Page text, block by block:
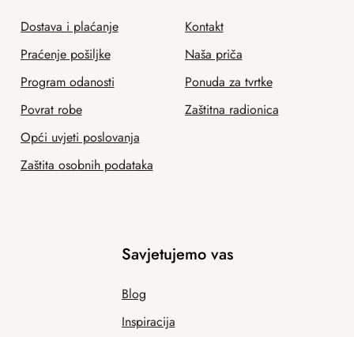
Dostava i plaćanje
Praćenje pošiljke
Program odanosti
Povrat robe
Opći uvjeti poslovanja
Zaštita osobnih podataka
Kontakt
Naša priča
Ponuda za tvrtke
Zaštitna radionica
Savjetujemo vas
Blog
Inspiracija